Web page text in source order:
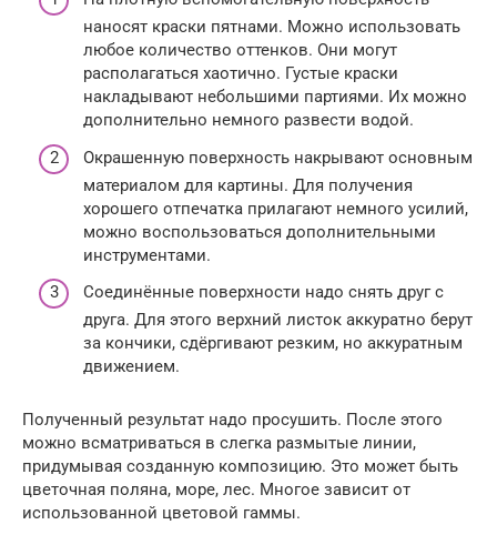
наносят краски пятнами. Можно использовать
любое количество оттенков. Они могут
располагаться хаотично. Густые краски
накладывают небольшими партиями. Их можно
дополнительно немного развести водой.
Окрашенную поверхность накрывают основным
материалом для картины. Для получения
хорошего отпечатка прилагают немного усилий,
можно воспользоваться дополнительными
инструментами.
Соединённые поверхности надо снять друг с
друга. Для этого верхний листок аккуратно берут
за кончики, сдёргивают резким, но аккуратным
движением.
Полученный результат надо просушить. После этого
можно всматриваться в слегка размытые линии,
придумывая созданную композицию. Это может быть
цветочная поляна, море, лес. Многое зависит от
использованной цветовой гаммы.